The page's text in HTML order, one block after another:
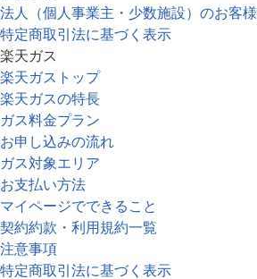
法人（個人事業主・少数施設）のお客様
特定商取引法に基づく表示
楽天ガス
楽天ガストップ
楽天ガスの特長
ガス料金プラン
お申し込みの流れ
ガス対象エリア
お支払い方法
マイページでできること
契約約款・利用規約一覧
注意事項
特定商取引法に基づく表示